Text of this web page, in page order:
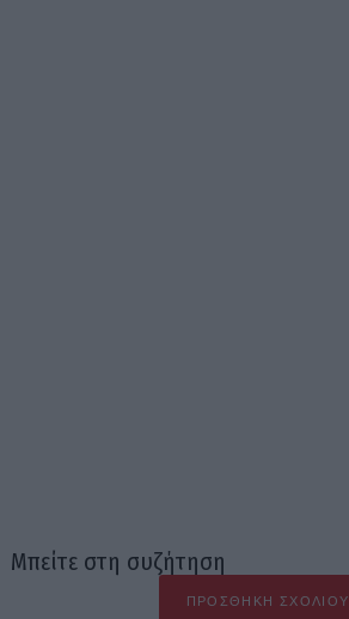
Μπείτε στη συζήτηση
ΠΡΟΣΘΉΚΗ ΣΧΟΛΊΟΥ